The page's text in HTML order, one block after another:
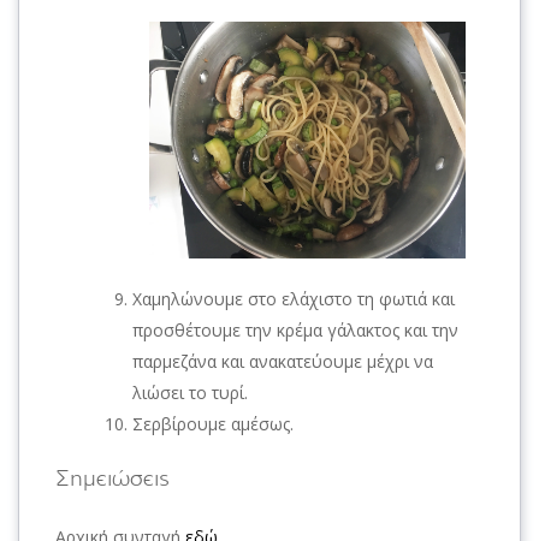
Χαμηλώνουμε στο ελάχιστο τη φωτιά και
προσθέτουμε την κρέμα γάλακτος και την
παρμεζάνα και ανακατεύουμε μέχρι να
λιώσει το τυρί.
Σερβίρουμε αμέσως.
Σημειώσεις